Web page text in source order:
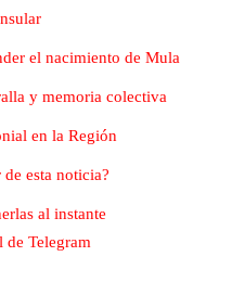
el nacimiento de Mula
y memoria colectiva
en la Región
esta noticia?
al instante
de Telegram